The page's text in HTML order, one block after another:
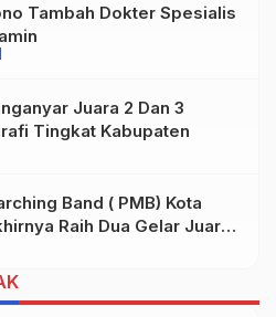
Tambah Dokter Spesialis
Juara 2 Dan 3
Tingkat Kabupaten
Band ( PMB) Kota
Raih Dua Gelar Juara
Jatim 2024